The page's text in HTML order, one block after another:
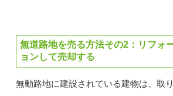
無道路地を売る方法その2：リフォ
ョンして売却する
無動路地に建設されている建物は、取